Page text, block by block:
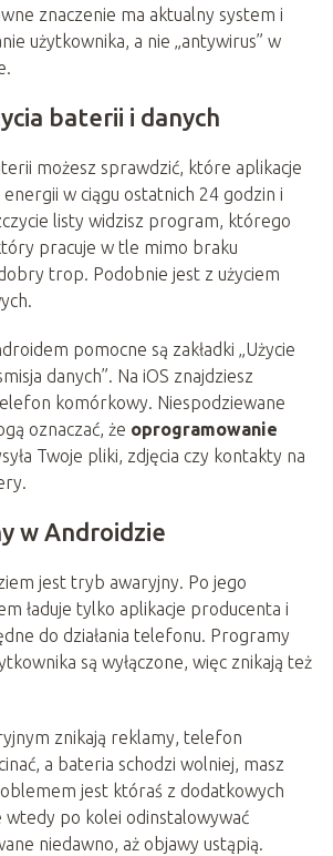
znaczenie ma aktualny system i
użytkownika, a nie „antywirus” w
baterii i danych
możesz sprawdzić, które aplikacje
energii w ciągu ostatnich 24 godzin i
listy widzisz program, którego
pracuje w tle mimo braku
trop. Podobnie jest z użyciem
pomocne są zakładki „Użycie
danych”. Na iOS znajdziesz
komórkowy. Niespodziewane
oznaczać, że oprogramowanie
Twoje pliki, zdjęcia czy kontakty na
w Androidzie
jest tryb awaryjny. Po jego
ładuje tylko aplikacje producenta i
do działania telefonu. Programy
są wyłączone, więc znikają też
znikają reklamy, telefon
a bateria schodzi wolniej, masz
jest któraś z dodatkowych
wtedy po kolei odinstalowywać
niedawno, aż objawy ustąpią.